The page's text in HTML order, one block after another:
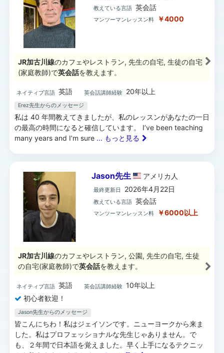
教えている言語 英会話
マンツーマンレッスン料 ￥4000
JR加古川線のカフェやレストラン, 先生の自宅, 生徒の自宅
(家庭教師)で英会話を教えます。
ネイティブ言語 英語 英会話講師経験 20年以上
Erez先生からのメッセージ
私は 40 年間教えてきましたが、私のレッスンがあなたの一日
の最高の時間になると確信しています。 I’ve been teaching
many years and I’m sure ... もっと見る
Jason先生 アメリカ 人
最終更新日 2026年4月22日
教えている言語 英会話
マンツーマンレッスン料 ￥6000以上
JR加古川線のカフェやレストラン, 公園, 先生の自宅, 生徒
の自宅(家庭教師)で英会話を教えます。
ネイティブ言語 英語 英会話講師経験 10年以上
初心者歓迎！
Jason先生からのメッセージ
皆こんにちわ！私はジェイソンです。ニューヨークから来ま
した。私はプロフェッショナルな先生じゃありません。で
も、２年間で日本語を覚えました。早く上手になるテクニッ